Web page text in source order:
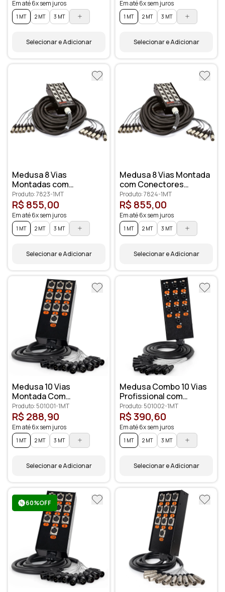
Em até 6x sem juros
1 MT 2 MT 3 MT
Selecionar e Adicionar
Em até 6x sem juros
1 MT 2 MT 3 MT
Selecionar e Adicionar
Medusa 8 Vias
Montadas com
Conectores Santo
Ângelo
Produto: 7823-1MT
R$ 855,00
Em até 6x sem juros
1 MT 2 MT 3 MT
Selecionar e Adicionar
Medusa 8 Vias Montada
com Conectores
Amphenol
Produto: 7824-1MT
R$ 855,00
Em até 6x sem juros
1 MT 2 MT 3 MT
Selecionar e Adicionar
Medusa 10 Vias
Montada Com
Conectores Cirilo
Cabos
Produto: 501001-1MT
R$ 288,90
Em até 6x sem juros
1 MT 2 MT 3 MT
Selecionar e Adicionar
Medusa Combo 10 Vias
Profissional com
Conectores XLR
Anilhados
Produto: 501002-1MT
R$ 390,60
Em até 6x sem juros
1 MT 2 MT 3 MT
Selecionar e Adicionar
60%OFF